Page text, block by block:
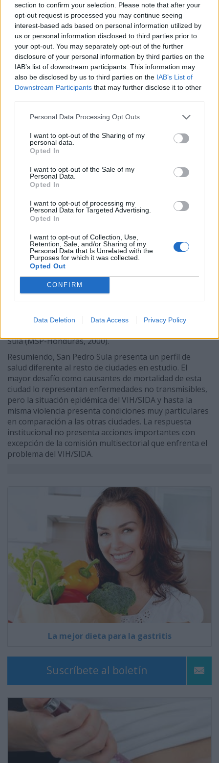
section to confirm your selection. Please note that after your
opt-out request is processed you may continue seeing
interest-based ads based on personal information utilized by
us or personal information disclosed to third parties prior to
your opt-out. You may separately opt-out of the further
disclosure of your personal information by third parties on the
IAB’s list of downstream participants. This information may
also be disclosed by us to third parties on the IAB’s List of
Downstream Participants that may further disclose it to other
Personal Data Processing Opt Outs
I want to opt-out of the Sharing of my
personal data.
Opted In
I want to opt-out of the Sale of my
Personal Data.
Opted In
I want to opt-out of processing my
Personal Data for Targeted Advertising.
Opted In
I want to opt-out of Collection, Use,
Retention, Sale, and/or Sharing of my
Personal Data that Is Unrelated with the
Purposes for which it was collected.
Opted Out
CONFIRM
Data Deletion Data Access Privacy Policy
Un reporte de la Organización Panamericana de la
Salud del año 1998 indica que Honduras he estado
implementando un proceso de descentralización
financiera, pero no se especifica si San Pedro Sula está
formando parte en tal proceso. Durante la recolección
de los datos para esta investigación no se pudo
corroborar esta información, ni los reportes del
Ministerio de Salud mencionaron nada al respecto. Se
podría deducir, que el proceso de descentralización en
San Pedro Sula no ha llegado a alcanzar un perfil
público notorio.
De cualquier manera, queda muy claro con estos datos
presentados, que se tienen dos prioridades en espera
de una respuesta institucional: la violencia como la
VIH/SIDA. Durante este estudio, se observó que los
mayores esfuerzos tenían como meta el control de la
del problema, las acciones que se deben tomar,
sobrepasan la capacidad del sector salud, estando en
del SIDA, a cargo de una comisión multisectorial
(oficinas de gobierno, organizaciones del sector público
y privado).
Con relación a la violencia, durante el estudio no fue
posible identificar alguna acción relevante o esfuerzo
dimensión del problema de la violencia que alcanza el
Sula (MSP-Honduras, 2000).
Resumiendo, San Pedro Sula presenta un perfil de
salud diferente al resto de ciudades en estudio. El
mayor desafío como causantes de mortalidad de esta
ciudad lo representan enfermedades no transmisibles,
pero la situación epidémica del VIH/SIDA y hasta la
misma violencia presenta condiciones muy particulares
en comparación a las otras ciudades. La respuesta
institucional no presenta acciones importantes con
excepción de la comisión multisectorial que enfrenta el
problema del VIH/SIDA.
La mejor dieta para la gastritis
Suscríbete al boletín